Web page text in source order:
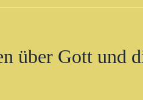
über Gott und